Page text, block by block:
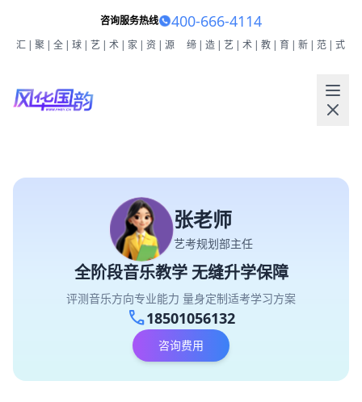
咨询服务热线 400-666-4114
汇|聚|全|球|艺|术|家|资|源 缔|造|艺|术|教|育|新|范|式
张老师
艺考规划部主任
全阶段音乐教学 无缝升学保障
评测音乐方向专业能力 量身定制适考学习方案
call18501056132
咨询费用